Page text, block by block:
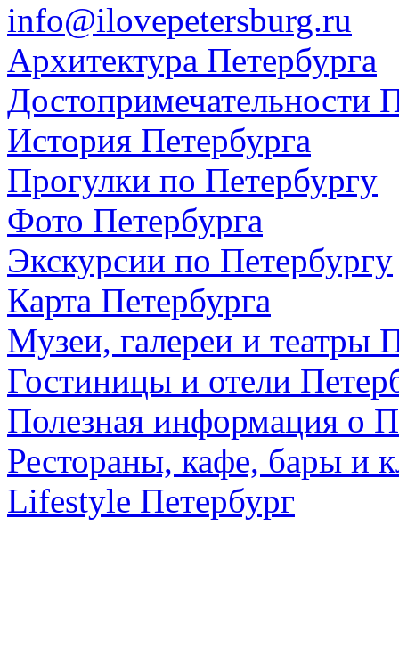
info@ilovepetersburg.ru
Архитектура Петербурга
Достопримечательности
История Петербурга
Прогулки по Петербургу
Фото Петербурга
Экскурсии по Петербургу
Карта Петербурга
Музеи, галереи и театры
Гостиницы и отели
Полезная информация о
Рестораны, кафе, бары и
Lifestyle Петербург